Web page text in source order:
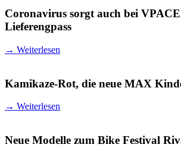
Coronavirus sorgt auch bei
Lieferengpass
→ Weiterlesen
Kamikaze-Rot, die neue MAX
→ Weiterlesen
Neue Modelle zum Bike Festival